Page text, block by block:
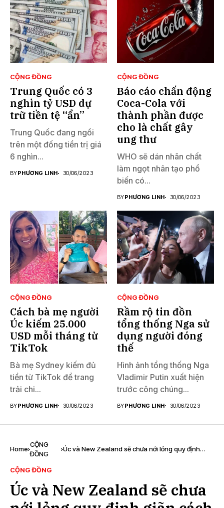
CỘNG ĐỒNG
Trung Quốc có 3
nghìn tỷ USD dự
trữ tiền tệ “ẩn”
Trung Quốc đang ngồi
trên một đống tiền trị giá
6 nghìn...
BYPHƯƠNG LINH 30/06/2023
CỘNG ĐỒNG
Báo cáo chấn động
Coca-Cola với
thành phần được
cho là chất gây
ung thư
WHO sẽ dán nhãn chất
làm ngọt nhân tạo phổ
biến có...
BYPHƯƠNG LINH 30/06/2023
CỘNG ĐỒNG
Cách bà mẹ người
Úc kiếm 25.000
USD mỗi tháng từ
TikTok
Bà mẹ Sydney kiếm đủ
tiền từ TikTok để trang
trải chi...
BYPHƯƠNG LINH 30/06/2023
CỘNG ĐỒNG
Rầm rộ tin đồn
tổng thống Nga sử
dụng người đóng
thế
Hình ảnh tổng thống Nga
Vladimir Putin xuất hiện
trước công chúng...
BYPHƯƠNG LINH 30/06/2023
Home
CỘNG
ĐỒNG
Úc và New Zealand sẽ chưa nới lỏng quy định
CỘNG ĐỒNG
Úc và New Zealand sẽ chưa